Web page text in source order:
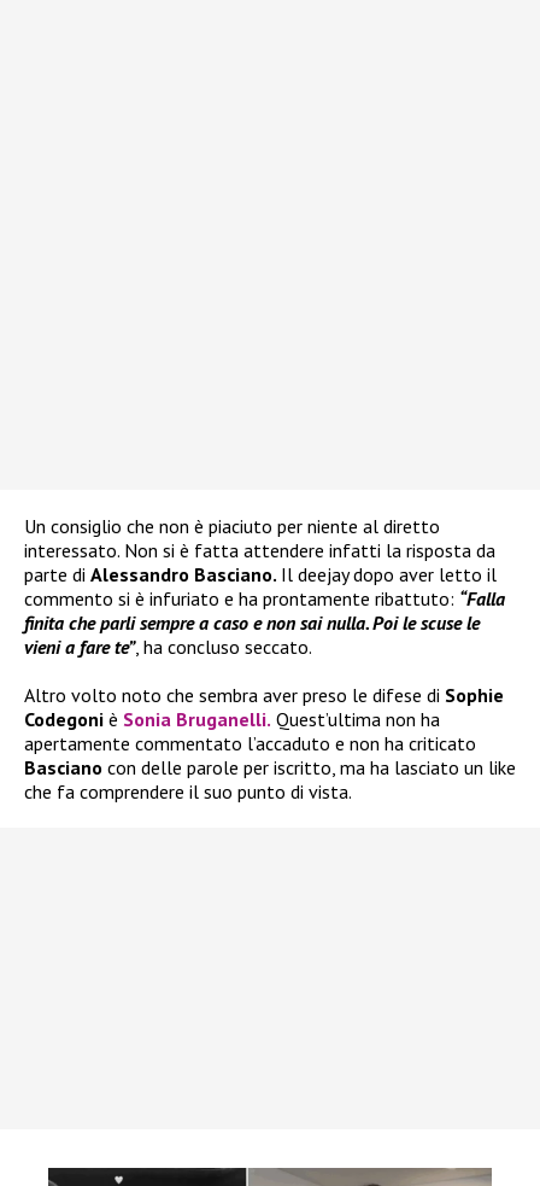
Un consiglio che non è piaciuto per niente al diretto
interessato. Non si è fatta attendere infatti la risposta da
parte di Alessandro Basciano. Il deejay dopo aver letto il
commento si è infuriato e ha prontamente ribattuto: “Falla
finita che parli sempre a caso e non sai nulla. Poi le scuse le
vieni a fare te”, ha concluso seccato.
Altro volto noto che sembra aver preso le difese di Sophie
Codegoni è Sonia Bruganelli. Quest’ultima non ha
apertamente commentato l’accaduto e non ha criticato
Basciano con delle parole per iscritto, ma ha lasciato un like
che fa comprendere il suo punto di vista.